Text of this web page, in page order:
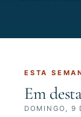
ESTA
Em
DOMINGO, 9